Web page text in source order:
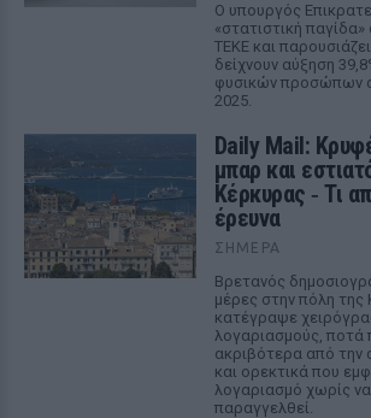
Ο υπουργός
«στατιστική
ΤΕΚΕ και
δείχνουν αύξηση
φυσικών προσώπων
2025.
Daily Mail:
μπαρ και
Κέρκυρας ‑ Τι
έρευνα
ΣΉΜΕΡΑ
Βρετανός
μέρες στην πόλη της
κατέγραψε
λογαριασμούς,
ακριβότερα από την
και ορεκτικά που
λογαριασμό χωρίς
παραγγελθεί.